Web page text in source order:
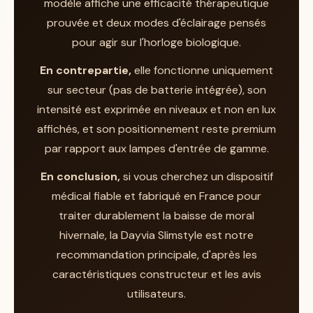
confortable pour une utilisation quotidienne
au même endroit, sans le côté "lampe de
À l'inverse, si vous cherchez avant tout une
vraie lampe de poste de travail, le
Dayvia
Sundesk
pousse la logique bureau plus loin,
avec un bras articulé orientable et une
d'ajuster précisément l'angle d'éclairage. Le
Slimstyle Day mise davantage sur la sobriété
et l'encombrement minimal que sur
l'articulation.
Budget serré et usage fixe simple :
Slimstyle Day reste le plus polyvalent.
Un réveil plus facile et des cycles de
sommeil mieux régulés.
Un regain d'énergie et une humeur plus
stable, particulièrement appréciés en
automne et en hiver.
Une lumière décrite comme puissante
mais non éblouissante, ce qui rend les
La possibilité d'ajuster la lampe à son
rythme, un confort souvent souligné.
Côté réserves, les utilisateurs évoquent
surtout un prix situé dans le haut du marché
par rapport à des lampes d'entrée de
gamme. La plupart estiment toutefois que la
modèle affiche une efficacité thérapeutique
prouvée et deux modes d'éclairage pensés
pour agir sur l'horloge biologique.
En contrepartie,elle fonctionne uniquement
sur secteur (pas de batterie intégrée), son
intensité est exprimée en niveaux et non en lux
affichés, et son positionnement reste premium
par rapport aux lampes d'entrée de gamme.
En conclusion,si vous cherchez un dispositif
médical fiable et fabriqué en France pour
traiter durablement la baisse de moral
hivernale, la Dayvia Slimstyle est notre
recommandation principale, d'après les
caractéristiques constructeur et les avis
utilisateurs.